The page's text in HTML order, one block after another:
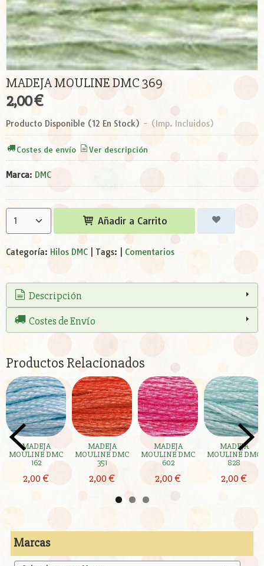
Marcas
MADEJA MOULINE DMC 369
2,00 €
Producto Disponible (12 En Stock) - (Imp. Incluidos)
Costes de envío Ver descripción
Marca: DMC
Añadir a Carrito
Categoría: Hilos DMC Tags: Comentarios
Descripción
Costes de Envío
Productos Relacionados
MADEJA
MOULINE DMC
162
2,00 €
MADEJA
MOULINE DMC
351
2,00 €
MADEJA
MOULINE DMC
602
2,00 €
MADEJA
MOULINE DMC
828
2,00 €